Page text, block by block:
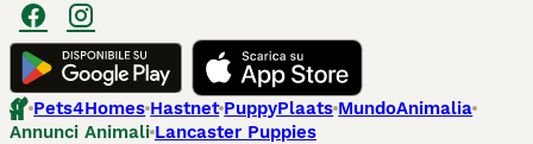
Pets4Homes Hastnet PuppyPlaats MundoAnimalia
Annunci Animali Lancaster Puppies